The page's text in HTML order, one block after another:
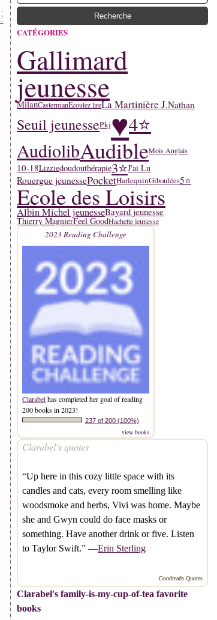
CATÉGORIES
Gallimard
jeunesse
MilanCastermanEcoutez lireLa Martinière J.Nathan
Seuil jeunessePkj♥4⭐
AudiolibAudibleMois Anglais
10-18Lizziedoudouthérapie3⭐J'ai Lu
Rouergue jeunessePocketHarlequinGiboulées5⭐
Ecole des Loisirs
Albin Michel jeunesseBayard jeunesse
Thierry MagnierFeel GoodHachette jeunesse
2023 Reading Challenge
Clarabelhas completed her goal of reading
200 books in 2023!
237 of 200 (100%)
view books
Clarabel’s quotes
“Up here in this cozy little space with its
candles and cats, every room smelling like
woodsmoke and herbs, Vivi was home. Maybe
she and Gwyn could do face masks or
something. Have another drink or five. Listen
to Taylor Swift.” —Erin Sterling
Goodreads Quotes
Clarabel's family-is-my-cup-of-tea favorite
books